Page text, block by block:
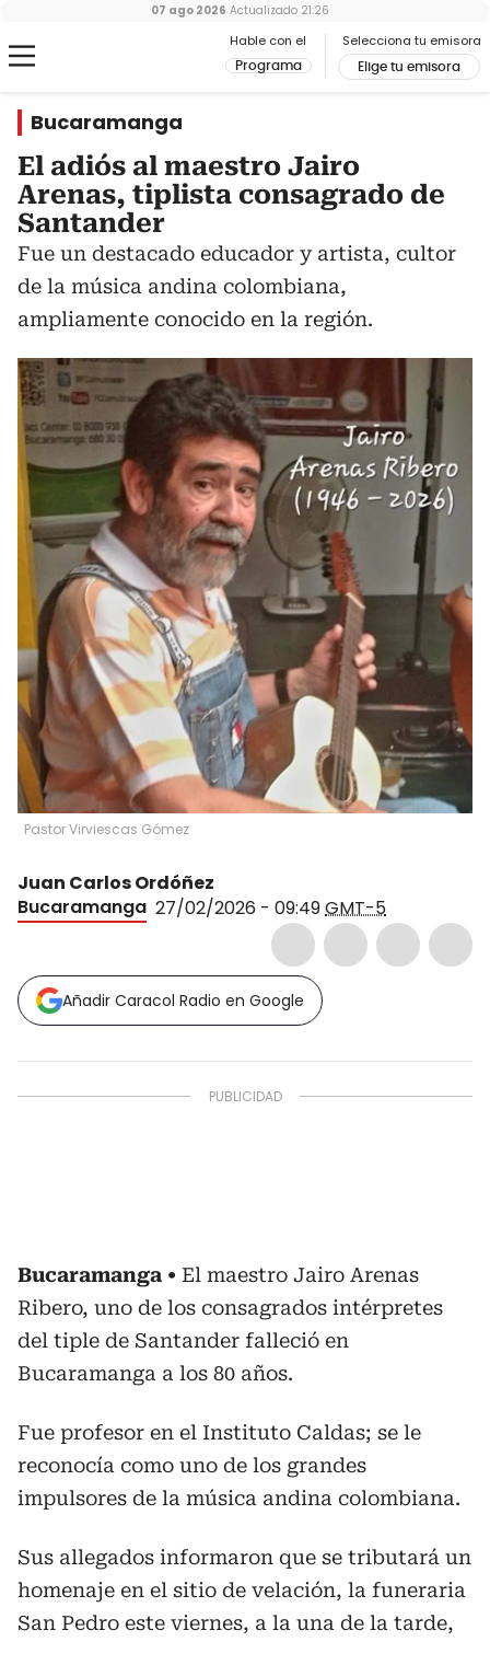
Hable con el
Programa
Selecciona tu emisora
Elige tu emisora
07 ago 2026 Actualizado 21:26
Bucaramanga
El adiós al maestro Jairo
Arenas, tiplista consagrado de
Santander
Fue un destacado educador y artista, cultor
de la música andina colombiana,
ampliamente conocido en la región.
Pastor Virviescas Gómez
Juan Carlos Ordóñez
Bucaramanga 27/02/2026 - 09:49GMT-5
Añadir Caracol Radio en Google
Bucaramanga
El maestro Jairo Arenas
Ribero, uno de los consagrados intérpretes
del tiple de Santander falleció en
Bucaramanga a los 80 años.
Fue profesor en el Instituto Caldas; se le
reconocía como uno de los grandes
impulsores de la música andina colombiana.
Sus allegados informaron que se tributará un
homenaje en el sitio de velación, la funeraria
San Pedro este viernes, a la una de la tarde,